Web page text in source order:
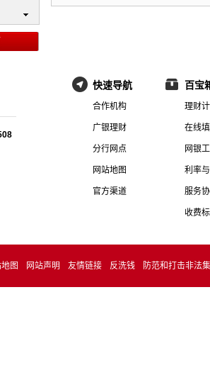
快速导航
合作机构
广银理财
分行网点
网站地图
官方渠道
百宝
理财
在线
网银
利率
服务
收费
图 网站声明 友情链接 反洗钱 防范和打击非法